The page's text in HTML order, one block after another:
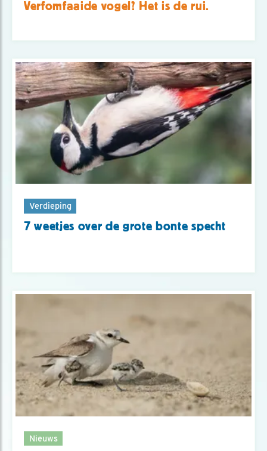
Verfomfaaide vogel? Het is de rui.
Verdieping
7 weetjes over de grote bonte specht
Nieuws